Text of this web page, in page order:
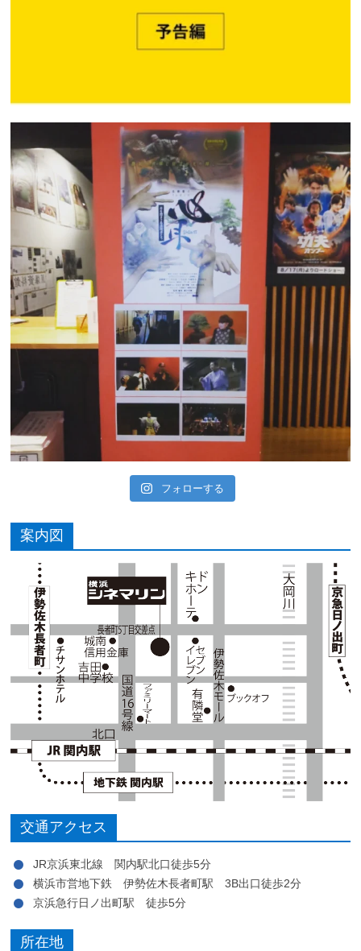
フォローする
案内図
交通アクセス
JR京浜東北線 関内駅北口徒歩5分
横浜市営地下鉄 伊勢佐木長者町駅 3B出口徒歩2分
京浜急行日ノ出町駅 徒歩5分
所在地